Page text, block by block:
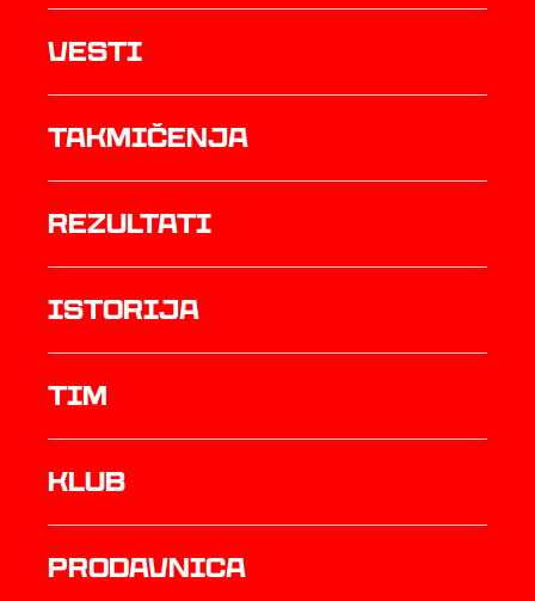
Vesti
Takmičenja
rezultati
istorija
TIM
Klub
prodavnica